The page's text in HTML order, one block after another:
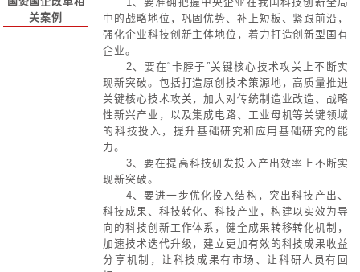
开在深化三项制度改革、完
了参训人员的高度评价，他们表示
构建现代化产业
薪酬与激励机制
科改/双百专项行
国资国企改革相
促进科创行动
服务内容与要点
一、科创行动的政策脉络
国务院国资委张玉卓主任认为中
“卡脖子”技术难题方面，还有很大